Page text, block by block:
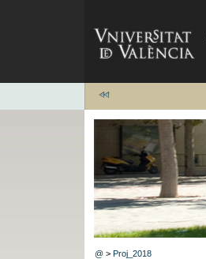
@ >Proj_2018